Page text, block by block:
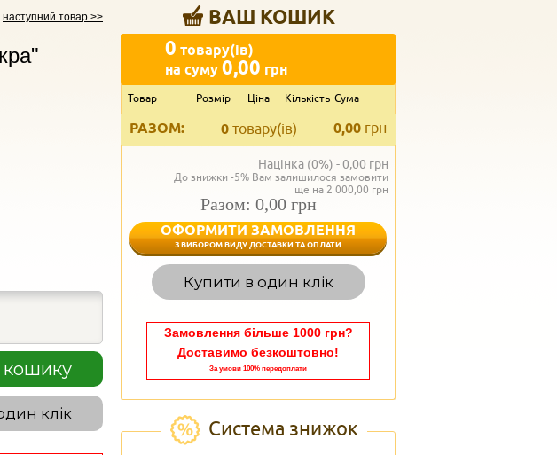
ВАШ КОШИК
0 товару(ів)
на суму0,00 грн
Товар Розмір Ціна Кількість Сума
РАЗОМ: 0,00 грн
0 товару(ів)
Націнка (0%) -0,00 грн
До знижки -5% Вам залишилося замовити
ще на 2 000,00 грн
Разом: 0,00 грн
ОФОРМИТИ ЗАМОВЛЕННЯ
З ВИБОРОМ ВИДУ ДОСТАВКИ ТА ОПЛАТИ
Купити в один клік
Замовлення більше 1000 грн?
Доставимо безкоштовно!
За умови 100% передоплати
Система знижок
наступний товар >>
клік